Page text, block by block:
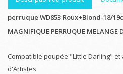
perruque WD853 Roux+Blond-18/
MAGNIFIQUE PERRUQUE MELANGE
Compatible poupée "Little Darling"
d'Artistes